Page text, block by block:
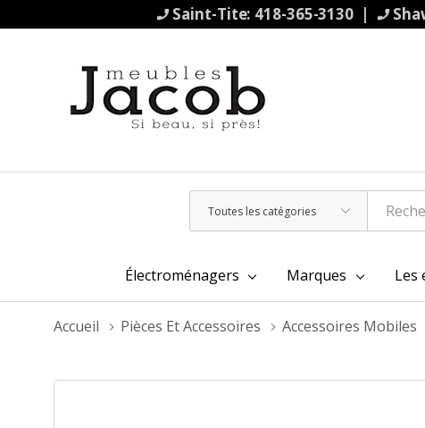
Saint-Tite: 418-365-3130 |
Toutes
les
Rechercher
Électroménagers Marques Les
Accueil Pièces Et Accessoires Accessoires Mobiles